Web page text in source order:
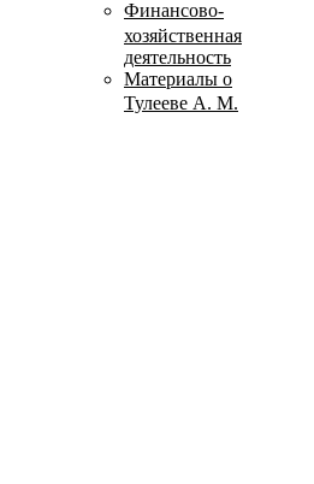
Финансово-
хозяйственная
деятельность
Материалы о
Тулееве А. М.